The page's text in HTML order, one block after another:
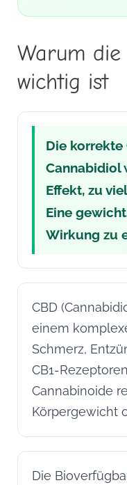
Warum
wichtig ist
Die korrekte
Cannabidiol
Effekt, zu
Eine
Wirkung zu
CBD
einem
Schmerz,
CB1-
Cannabinoide
Körpergewicht
Die